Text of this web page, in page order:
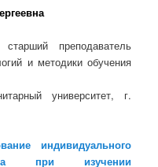
преподаватель
и методики обучения
университет, г.
индивидуального
при изучении